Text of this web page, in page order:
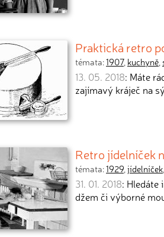
Praktická retro
témata:1907, kuchyně,
13. 05. 2018: Máte
zajímavý kráječ na
Retro jídelníček
témata:1929,jídelníček,
31. 01. 2018: Hledáte
džem či výborné